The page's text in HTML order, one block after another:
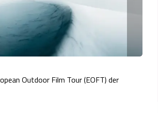
Outdoor Film Tour (EOFT) der